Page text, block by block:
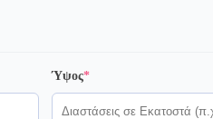
Ύψος*(required)